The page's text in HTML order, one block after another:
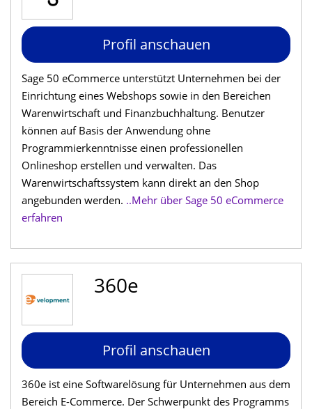
Profil anschauen
Sage 50 eCommerce unterstützt Unternehmen bei der
Einrichtung eines Webshops sowie in den Bereichen
Warenwirtschaft und Finanzbuchhaltung. Benutzer
können auf Basis der Anwendung ohne
Programmierkenntnisse einen professionellen
Onlineshop erstellen und verwalten. Das
Warenwirtschaftssystem kann direkt an den Shop
angebunden werden. ..Mehr über Sage 50 eCommerce
erfahren
360e
Profil anschauen
360e ist eine Softwarelösung für Unternehmen aus dem
Bereich E-Commerce. Der Schwerpunkt des Programms